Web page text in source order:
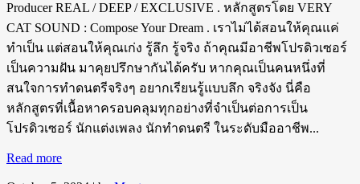
Producer REAL / DEEP / EXCLUSIVE . หลักสูตรโดย VERY
CAT SOUND : Compose Your Dream . เราไม่ได้สอนให้คุณแค่
ทำเป็น แต่สอนให้คุณเก่ง รู้ลึก รู้จริง ถ้าคุณมีอาชีพโปรดิวเซอร์
เป็นความฝัน มาคุยปรึกษากันได้ครับ หากคุณเป็นคนหนึ่งที่
สนใจการทำดนตรีจริงๆ อยากเรียนรู้แบบลึก จริงจัง นี่คือ
หลักสูตรที่เนื้อหาครอบคลุมทุกอย่างที่จำเป็นต่อการเป็น
โปรดิวเซอร์ นักแต่งเพลง นักทำดนตรี ในระดับมืออาชีพ...
Read more